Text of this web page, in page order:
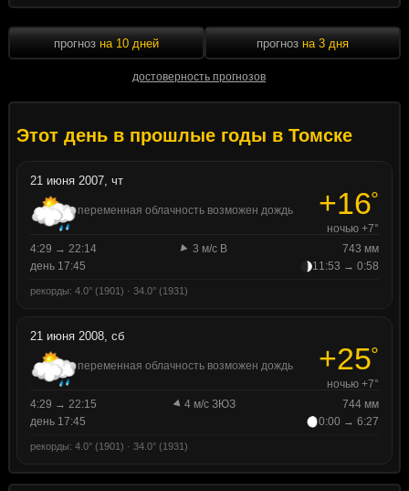
прогноз на 10 дней
достоверность прогнозов
прогноз на 3 дня
Этот день в прошлые годы в Томске
21 июня 2007, чт
переменная облачность возможен дождь +16°
ночью +7°
4:29 → 22:14
3 м/с В
743 мм
день 17:45
11:53 → 0:58
рекорды: 4.0° (1901) · 34.0° (1931)
21 июня 2008, сб
переменная облачность возможен дождь +25°
ночью +7°
4:29 → 22:15
4 м/с ЗЮЗ
744 мм
день 17:45
0:00 → 6:27
рекорды: 4.0° (1901) · 34.0° (1931)